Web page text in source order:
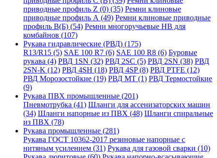
приводные профиль Z (0) (35) Ремни клиновые
приводные профиль А (49) Ремни клиновые приводные
профиль В(Б) (54) Ремни многоручьевые НВ для
комбайнов (107)
Рукава гидравлические (РВД) (175)
R13/R15 (5) SAE 100 R7 (6) SAE 100 R8 (6) Буровые
рукава (4) РВД 1SN (32) РВД 2SC (5) РВД 2SN (38) РВД
2SN-K (12) РВД 4SH (18) РВД 4SP (8) РВД PTFE (12)
РВД Морозостойкие (19) РВД МТ (1) РВД Термостойкие
(9)
Рукава ПВХ промышленные (201)
Пневмотрубка (41) Шланги для ассенизаторских машин
(34) Шланги напорные из ПВХ (48) Шланги спиральные
из ПВХ (78)
Рукава промышленные (281)
Рукава ГОСТ 10362-2017 резиновые напорные с
нитяным усилением (31) Рукава для газовой сварки (10)